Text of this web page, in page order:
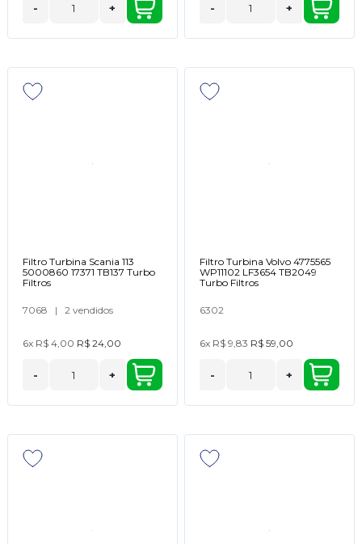
- + - +
Filtro Turbina Scania 113
5000860 17371 TB137 Turbo
Filtros
7068 | 2 vendidos
6x R$ 4,00 R$ 24,00
- +
Filtro Turbina Volvo 4775565
WP11102 LF3654 TB2049
Turbo Filtros
6302
6x R$ 9,83 R$ 59,00
- +